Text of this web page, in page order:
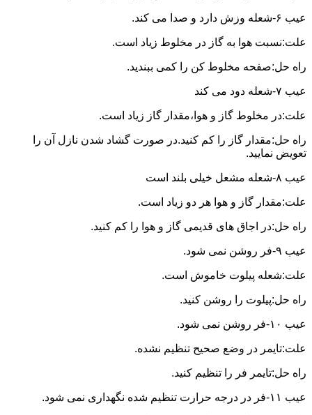
عیب ۶-شعله وزش دارد و صدا می کند.
علت:نسبت هوا به گاز در مخلوط زیاد است.
راه حل:صفحه مخلوط کن را کمی ببندید.
عیب ۷-شعله دود می کند
علت:در مخلوط گاز و هوا،مقدار گاز زیاد است.
راه حل:مقدار گاز را کم کنید.در صورت گشاد شدن نازل آن را
تعویض نمایید.
عیب ۸-شعله مشعل خیلی بلند است
علت:مقدار گاز و هوا هر دو زیاد است.
راه حل:در اجاق های قدیمی گاز و هوا را کم کنید.
عیب ۹-فر روشن نمی شود.
علت:شعله پیلوت خاموش است.
راه حل:پیلوت را روشن کنید.
عیب ۱۰-فر روشن نمی شود.
علت:تایمر در وضع صحیح تنظیم نشده.
راه حل:تایمر فر را تنظیم کنید.
عیب ۱۱-فر در درجه حرارت تنظیم شده نگهداری نمی شود.